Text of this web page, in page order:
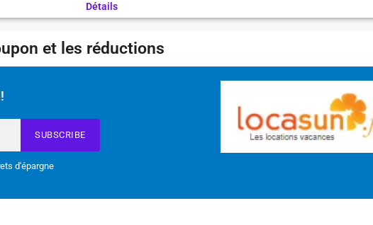
Détails
et les réductions
SUBSCRIBE
d'épargne